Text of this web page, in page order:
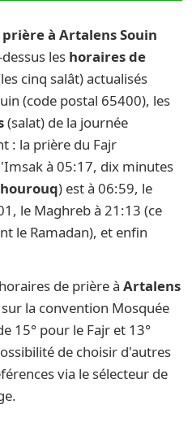
à Artalens Souin
les horaires de
cinq salât) actualisés
(code postal 65400), les
(salat) de la journée
: la prière du Fajr
à 05:17, dix minutes
) est à 06:59, le
le Maghreb à 21:13 (ce
le Ramadan), et enfin
de prière à Artalens
la convention Mosquée
15° pour le Fajr et 13°
de choisir d'autres
via le sélecteur de